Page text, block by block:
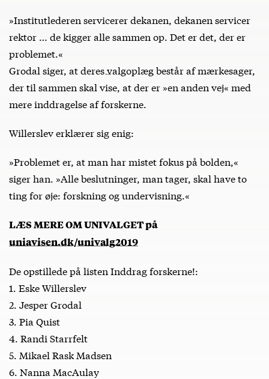
»Institutlederen servicerer dekanen, dekanen servicer
rektor … de kigger alle sammen op. Det er det, der er
problemet.«
Grodal siger, atderes valgoplægbestår af mærkesager,
der til sammen skal vise, at der er »en anden vej« med
mere inddragelse af forskerne.
Willerslev erklærer sig enig:
»Problemet er, at man har mistet fokus på bolden,«
siger han. »Alle beslutninger, man tager, skal have to
ting for øje: forskning og undervisning.«
LÆS MERE OM UNIVALGET på
uniavisen.dk/univalg2019
De opstillede på listen Inddrag forskerne!:
1. Eske Willerslev
2. Jesper Grodal
3. Pia Quist
4. Randi Starrfelt
5. Mikael Rask Madsen
6. Nanna MacAulay